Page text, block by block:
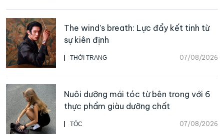
THỜI TRANG 07/08/2026
The wind’s breath: Lực đẩy kết tinh từ
sự kiên định
TÓC 07/08/2026
Nuôi dưỡng mái tóc từ bên trong với 6
thực phẩm giàu dưỡng chất